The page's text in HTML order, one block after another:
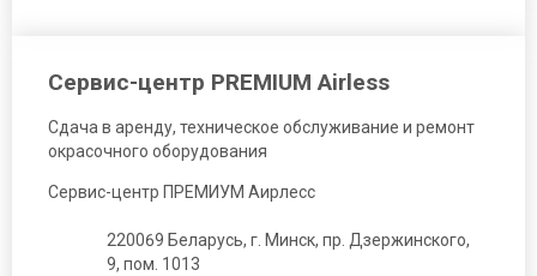
Сервис-центр PREMIUM Airless
Сдача в аренду, техническое обслуживание и ремонт
окрасочного оборудования
Сервис-центр ПРЕМИУМ Аирлесс
220069 Беларусь, г. Минск, пр. Дзержинского,
9, пом. 1013